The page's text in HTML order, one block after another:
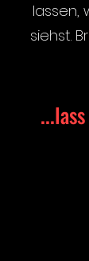
lassen,
siehst.